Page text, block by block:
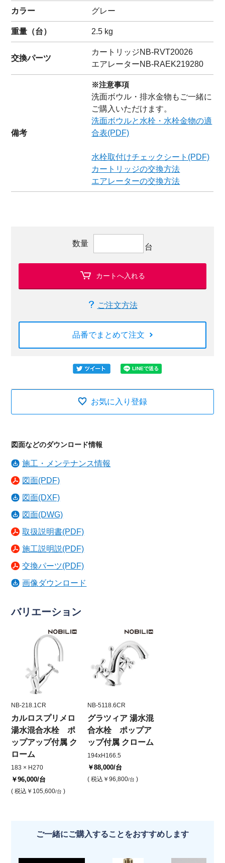
カラー グレー
重量（台） 2.5 kg
交換パーツ
カートリッジNB-RVT20026
エアレーターNB-RAEK219280
備考
※注意事項
洗面ボウル・排水金物もご一緒に
ご購入いただけます。
洗面ボウルと水栓・水栓金物の適
合表(PDF)
水栓取付けチェックシート(PDF)
カートリッジの交換方法
エアレーターの交換方法
数量 台
カートへ入れる
ご注文方法
品番でまとめて注文
お気に入り登録
図面などのダウンロード情報
施工・メンテナンス情報
図面(PDF)
図面(DXF)
図面(DWG)
取扱説明書(PDF)
施工説明説(PDF)
交換パーツ(PDF)
画像ダウンロード
バリエーション
NB-218.1CR
カルロスプリメロ
湯水混合水栓 ポ
ップアップ付属 ク
ローム
183 × H270
￥96,000/台
( 税込 ￥105,600/台 )
NB-5118.6CR
グラツィア 湯水混
合水栓 ポップア
ップ付属 クローム
194xH166.5
￥88,000/台
( 税込 ￥96,800/台 )
ご一緒にご購入することをおすすめします